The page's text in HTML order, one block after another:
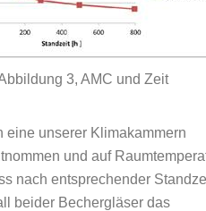
3, AMC und Zeit
eine unserer Klimakammern
und auf
nach entsprechender
beider Bechergläser das